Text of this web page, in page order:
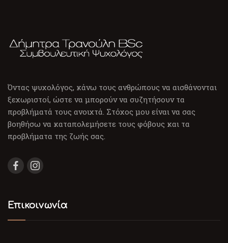
Όντας ψυχολόγος, κάνω τους ανθρώπους να αισθάνονται
ξεχωριστοί, ώστε να μπορούν να συζητήσουν τα
προβλήματά τους ανοιχτά. Στόχος μου είναι να σας
βοηθήσω να καταπολεμήσετε τους φόβους και τα
προβλήματα της ζωής σας.
Επικοινωνία